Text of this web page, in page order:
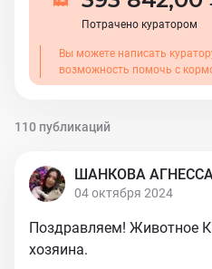
Потрачено куратором
Вы можете написать
возможность помочь с
110 публикаций
ШАНКОВА
04 октября 2024
Поздравляем! Животное
хозяина.